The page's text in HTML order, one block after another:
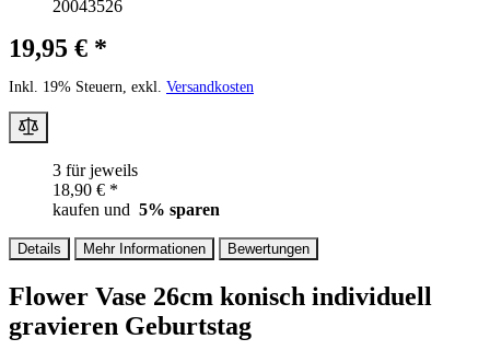
20043526
19,95 € *
Inkl. 19% Steuern, exkl. Versandkosten
3 für jeweils
18,90 € *
kaufen und 5% sparen
Details Mehr Informationen Bewertungen
Flower Vase 26cm konisch individuell
gravieren Geburtstag